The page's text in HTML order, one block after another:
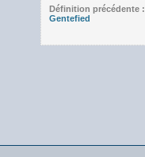
Définition précédente :
Gentefied